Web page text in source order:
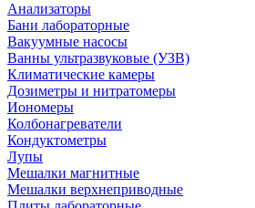
Анализаторы
Бани лабораторные
Вакуумные насосы
Ванны ультразвуковые (УЗВ)
Климатические камеры
Дозиметры и нитратомеры
Иономеры
Колбонагреватели
Кондуктометры
Лупы
Мешалки магнитные
Мешалки верхнеприводные